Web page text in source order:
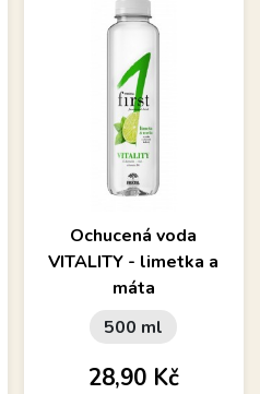
Ochucená voda
VITALITY - limetka a
máta
500 ml
Cena
28,90 Kč